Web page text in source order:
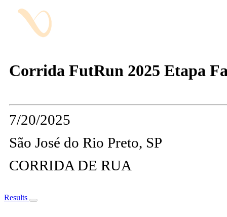
Corrida FutRun 2025 Etapa
7/20/2025
São José do Rio Preto, SP
CORRIDA DE RUA
Results